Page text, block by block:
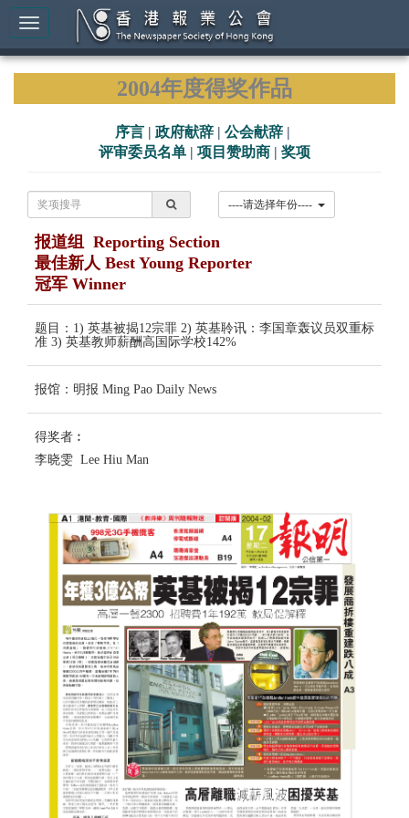
2004年度得奖作品
序言 | 政府献辞 | 公会献辞 |
评审委员名单 | 项目赞助商 | 奖项
报道组 Reporting Section
最佳新人 Best Young Reporter
冠军 Winner
题目：1) 英基被揭12宗罪 2) 英基聆讯：李国章轰议员双重标
准 3) 英基教师薪酬高国际学校142%
报馆：明报 Ming Pao Daily News
得奖者︰
李晓雯 Lee Hiu Man